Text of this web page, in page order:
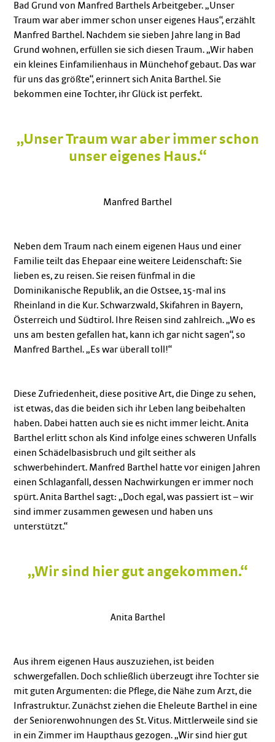
Bad Grund von Manfred Barthels Arbeitgeber. „Unser
Traum war aber immer schon unser eigenes Haus“, erzählt
Manfred Barthel. Nachdem sie sieben Jahre lang in Bad
Grund wohnen, erfüllen sie sich diesen Traum. „Wir haben
ein kleines Einfamilienhaus in Münchehof gebaut. Das war
für uns das größte“, erinnert sich Anita Barthel. Sie
bekommen eine Tochter, ihr Glück ist perfekt.
„Unser Traum war aber immer schon
unser eigenes Haus.“
Manfred Barthel
Neben dem Traum nach einem eigenen Haus und einer
Familie teilt das Ehepaar eine weitere Leidenschaft: Sie
lieben es, zu reisen. Sie reisen fünfmal in die
Dominikanische Republik, an die Ostsee, 15-mal ins
Rheinland in die Kur. Schwarzwald, Skifahren in Bayern,
Österreich und Südtirol. Ihre Reisen sind zahlreich. „Wo es
uns am besten gefallen hat, kann ich gar nicht sagen“, so
Manfred Barthel. „Es war überall toll!“
Diese Zufriedenheit, diese positive Art, die Dinge zu sehen,
ist etwas, das die beiden sich ihr Leben lang beibehalten
haben. Dabei hatten auch sie es nicht immer leicht. Anita
Barthel erlitt schon als Kind infolge eines schweren Unfalls
einen Schädelbasisbruch und gilt seither als
schwerbehindert. Manfred Barthel hatte vor einigen Jahren
einen Schlaganfall, dessen Nachwirkungen er immer noch
spürt. Anita Barthel sagt: „Doch egal, was passiert ist – wir
sind immer zusammen gewesen und haben uns
unterstützt.“
„Wir sind hier gut angekommen.“
Anita Barthel
Aus ihrem eigenen Haus auszuziehen, ist beiden
schwergefallen. Doch schließlich überzeugt ihre Tochter sie
mit guten Argumenten: die Pflege, die Nähe zum Arzt, die
Infrastruktur. Zunächst ziehen die Eheleute Barthel in eine
der Seniorenwohnungen des St. Vitus. Mittlerweile sind sie
in ein Zimmer im Haupthaus gezogen. „Wir sind hier gut